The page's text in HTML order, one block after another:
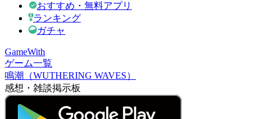
おすすめ・無料アプリ
ランキング
ガチャ
GameWith
ゲーム一覧
鳴潮（WUTHERING WAVES）
感想・雑談掲示板